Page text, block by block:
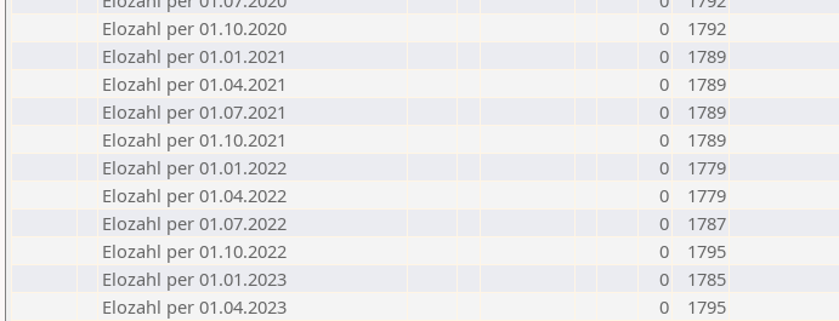
Elozahl per 01.10.2020
0
1792
Elozahl per 01.01.2021
0
1789
Elozahl per 01.04.2021
0
1789
Elozahl per 01.07.2021
0
1789
Elozahl per 01.10.2021
0
1789
Elozahl per 01.01.2022
0
1779
Elozahl per 01.04.2022
0
1779
Elozahl per 01.07.2022
0
1787
Elozahl per 01.10.2022
0
1795
Elozahl per 01.01.2023
0
1785
Elozahl per 01.04.2023
0
1795